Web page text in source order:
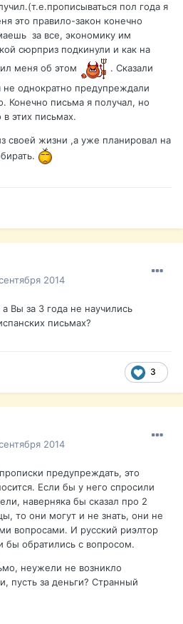
пол года я
это правило-закон конечно
за все, экономику им
сюрприз подкинули и как на
меня об этом
. Сказали
однократно предупреждали
Конечно письма я получал, но
этих письмах.
своей жизни ,а уже планировал на
2014
Вы за 3 года не научились
письмах?
3
2014
предупреждать, это
Если бы у него спросили
наверняка бы сказал про 2
то они могут и не знать, они не
вопросами. И русский риэлтор
обратились с вопросом.
неужели не возникло
пусть за деньги? Странный